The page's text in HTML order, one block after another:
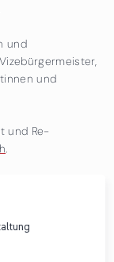
und
und
und Re-
.